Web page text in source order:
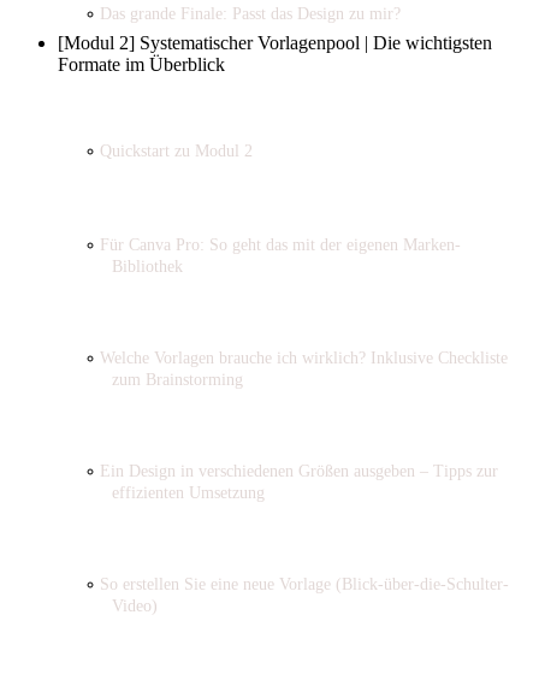
Das grande Finale: Passt das Design zu mir?
[Modul 2] Systematischer Vorlagenpool | Die wichtigsten
Formate im Überblick
Quickstart zu Modul 2
Für Canva Pro: So geht das mit der eigenen Marken-
Bibliothek
Welche Vorlagen brauche ich wirklich? Inklusive Checkliste
zum Brainstorming
Ein Design in verschiedenen Größen ausgeben – Tipps zur
effizienten Umsetzung
So erstellen Sie eine neue Vorlage (Blick-über-die-Schulter-
Video)